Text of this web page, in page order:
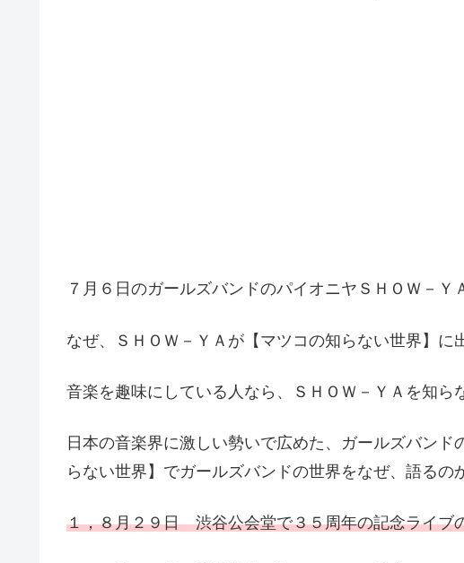
７月６日のガールズバンドのパイオニヤＳＨＯＷ－Ｙ
なぜ、ＳＨＯＷ－ＹＡが【マツコの知らない世界】に
音楽を趣味にしている人なら、ＳＨＯＷ－ＹＡを知ら
日本の音楽界に激しい勢いで広めた、ガールズバン
らない世界】でガールズバンドの世界をなぜ、語るの
１，８月２９日 渋谷公会堂で３５周年の記念ライブ